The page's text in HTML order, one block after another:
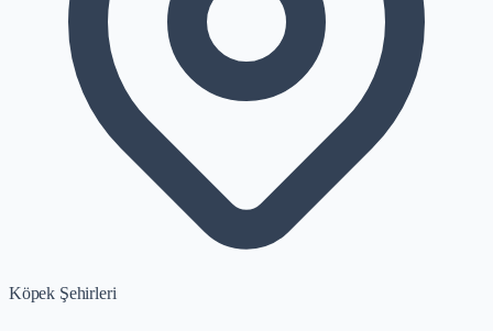
Köpek Şehirleri